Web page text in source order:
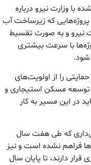
با وزارت نیرو درباره
که زیرساخت آب
نیرو و به صورت تقسیط
با سرعت بیشتری
شود.
را از اولویت‌های
توسعه مسکن استیجاری و
در این مسیر به کار
که طی هفت سال
فراهم نشده است و نیز
قرار دارند، تا پایان سال